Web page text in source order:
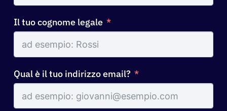
Il tuo cognome legale
Qual è il tuo indirizzo email?